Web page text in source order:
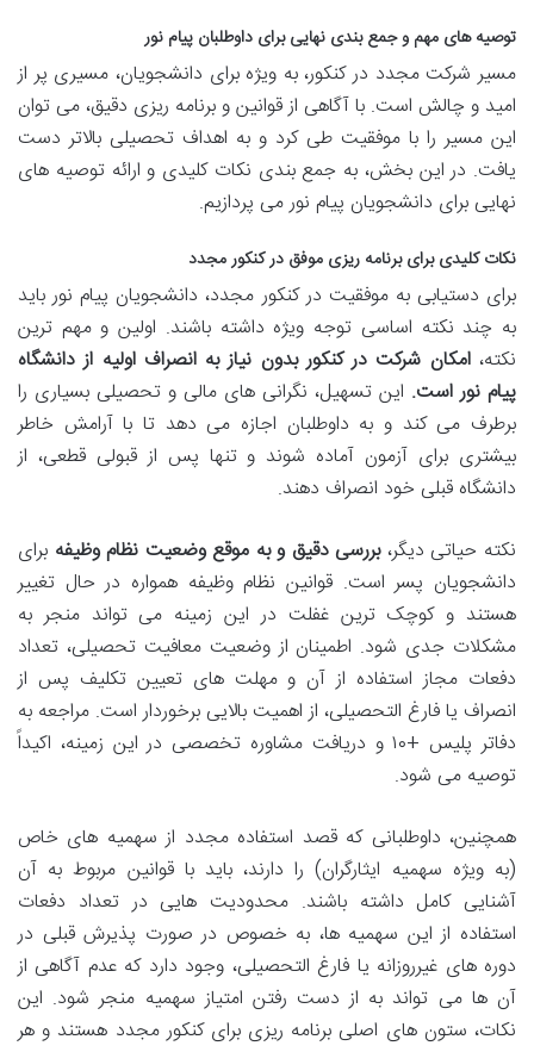
توصیه های مهم و جمع بندی نهایی برای داوطلبان پیام نور
مسیر شرکت مجدد در کنکور، به ویژه برای دانشجویان، مسیری پر از
امید و چالش است. با آگاهی از قوانین و برنامه ریزی دقیق، می توان
این مسیر را با موفقیت طی کرد و به اهداف تحصیلی بالاتر دست
یافت. در این بخش، به جمع بندی نکات کلیدی و ارائه توصیه های
نهایی برای دانشجویان پیام نور می پردازیم.
نکات کلیدی برای برنامه ریزی موفق در کنکور مجدد
برای دستیابی به موفقیت در کنکور مجدد، دانشجویان پیام نور باید
به چند نکته اساسی توجه ویژه داشته باشند. اولین و مهم ترین
نکته،امکان شرکت در کنکور بدون نیاز به انصراف اولیه از دانشگاه
پیام نور است. این تسهیل، نگرانی های مالی و تحصیلی بسیاری را
برطرف می کند و به داوطلبان اجازه می دهد تا با آرامش خاطر
بیشتری برای آزمون آماده شوند و تنها پس از قبولی قطعی، از
دانشگاه قبلی خود انصراف دهند.
نکته حیاتی دیگر،بررسی دقیق و به موقع وضعیت نظام وظیفه برای
دانشجویان پسر است. قوانین نظام وظیفه همواره در حال تغییر
هستند و کوچک ترین غفلت در این زمینه می تواند منجر به
مشکلات جدی شود. اطمینان از وضعیت معافیت تحصیلی، تعداد
دفعات مجاز استفاده از آن و مهلت های تعیین تکلیف پس از
انصراف یا فارغ التحصیلی، از اهمیت بالایی برخوردار است. مراجعه به
دفاتر پلیس +۱۰ و دریافت مشاوره تخصصی در این زمینه، اکیداً
توصیه می شود.
همچنین، داوطلبانی که قصد استفاده مجدد از سهمیه های خاص
(به ویژه سهمیه ایثارگران) را دارند، باید با قوانین مربوط به آن
آشنایی کامل داشته باشند. محدودیت هایی در تعداد دفعات
استفاده از این سهمیه ها، به خصوص در صورت پذیرش قبلی در
دوره های غیرروزانه یا فارغ التحصیلی، وجود دارد که عدم آگاهی از
آن ها می تواند به از دست رفتن امتیاز سهمیه منجر شود. این
نکات، ستون های اصلی برنامه ریزی برای کنکور مجدد هستند و هر